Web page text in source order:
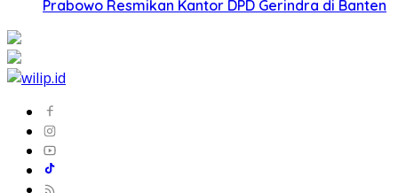
Prabowo Resmikan Kantor DPD Gerindra di Banten